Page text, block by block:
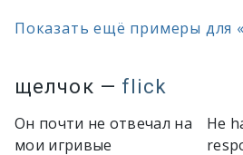
Показать ещё примеры для
щелчок — flick
Он почти не отвечал на
мои игривые
He